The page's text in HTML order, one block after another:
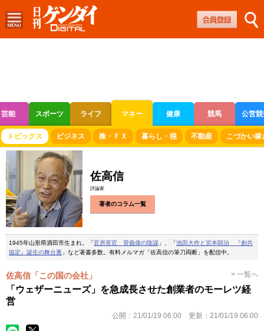
芸能 スポーツ ライフ マネー 健康 競馬 公営
ボートレース 競輪 オートレース
トピックス ビジネス 株・ＦＸ 暮らし・税 不動産 こづかい稼
佐高信
評論家
著者のコラム一覧
1945年山形県酒田市生まれ。「官房長官 菅義偉の陰謀 」、「池田大作と宮本顕治 『創共
協定』誕生の舞台裏 」など著書多数。有料メルマガ「佐高信の筆刀両断」を配信中。
佐高信「この国の会社」 > 一覧へ
「ウェザーニューズ」を急成長させた創業者のモーレツ経
営
公開： 21/01/19 06:00 更新： 21/01/19 06:00